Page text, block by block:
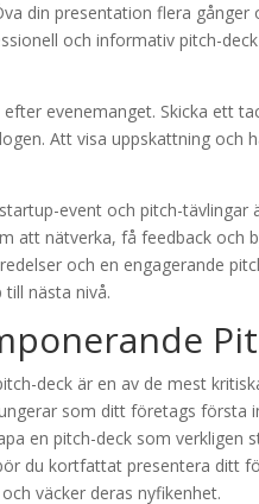
din presentation flera
och informativ pitch-
evenemanget. Skicka ett
Att visa uppskattning och
event och pitch-
att nätverka, få feedback och
och en engagerande
nästa nivå.
deck är en av de mest
som ditt företags första
en pitch-deck som
du kortfattat presentera ditt
väcker deras nyfikenhet.